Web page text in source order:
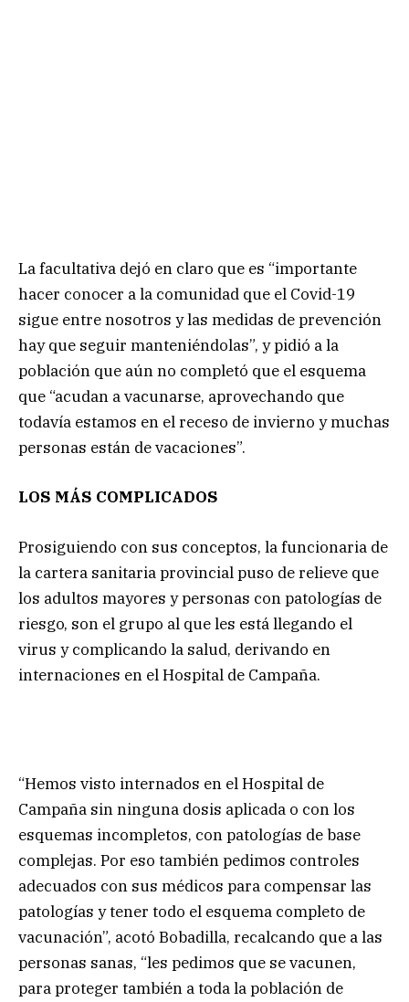
La facultativa dejó en claro que es “importante
hacer conocer a la comunidad que el Covid-19
sigue entre nosotros y las medidas de prevención
hay que seguir manteniéndolas”, y pidió a la
población que aún no completó que el esquema
que “acudan a vacunarse, aprovechando que
todavía estamos en el receso de invierno y muchas
personas están de vacaciones”.
LOS MÁS COMPLICADOS
Prosiguiendo con sus conceptos, la funcionaria de
la cartera sanitaria provincial puso de relieve que
los adultos mayores y personas con patologías de
riesgo, son el grupo al que les está llegando el
virus y complicando la salud, derivando en
internaciones en el Hospital de Campaña.
“Hemos visto internados en el Hospital de
Campaña sin ninguna dosis aplicada o con los
esquemas incompletos, con patologías de base
complejas. Por eso también pedimos controles
adecuados con sus médicos para compensar las
patologías y tener todo el esquema completo de
vacunación”, acotó Bobadilla, recalcando que a las
personas sanas, “les pedimos que se vacunen,
para proteger también a toda la población de